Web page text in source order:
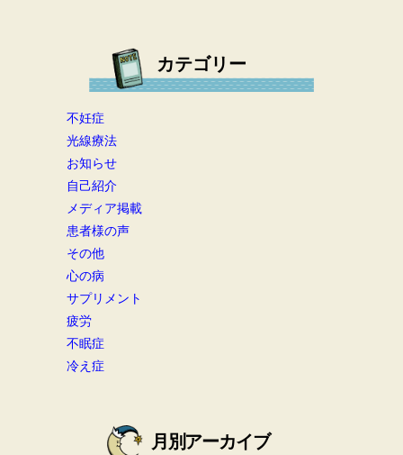
カテゴリー
不妊症
光線療法
お知らせ
自己紹介
メディア掲載
患者様の声
その他
心の病
サプリメント
疲労
不眠症
冷え症
月別アーカイブ